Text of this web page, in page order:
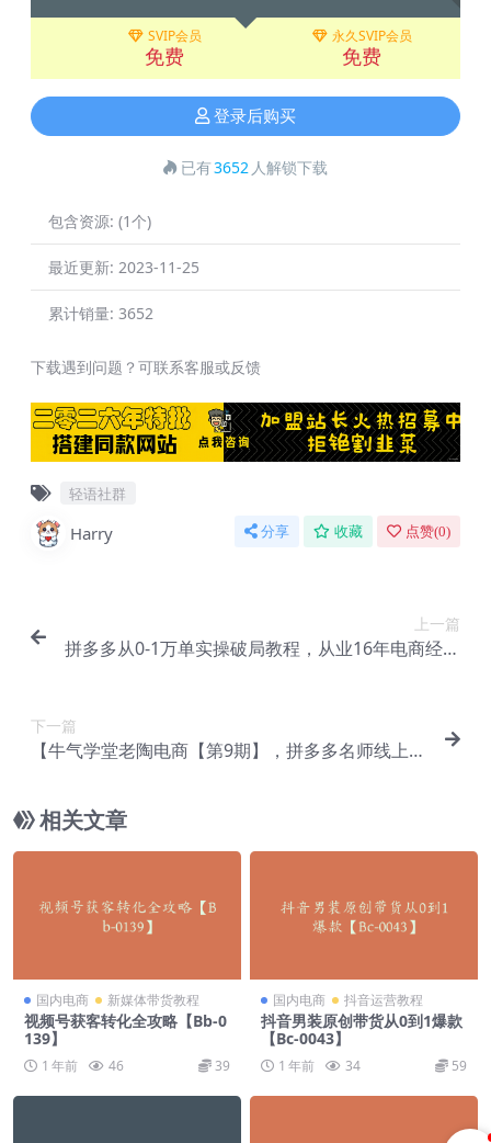
SVIP会员
免费
永久SVIP会员
免费
登录后购买
已有3652 人解锁下载
包含资源: (1个)
最近更新: 2023-11-25
累计销量: 3652
下载遇到问题？可联系客服或反馈
轻语社群
Harry 分享 收藏 点赞(0)
上一篇
拼多多从0-1万单实操破局教程，从业16年电商经验
下一篇
【牛气学堂老陶电商【第9期】，拼多多名师线上领
相关文章
国内电商 新媒体带货教程
视频号获客转化全攻略【Bb-0
139】
1 年前 46 39
国内电商 抖音运营教程
抖音男装原创带货从0到1爆款
【Bc-0043】
1 年前 34 59